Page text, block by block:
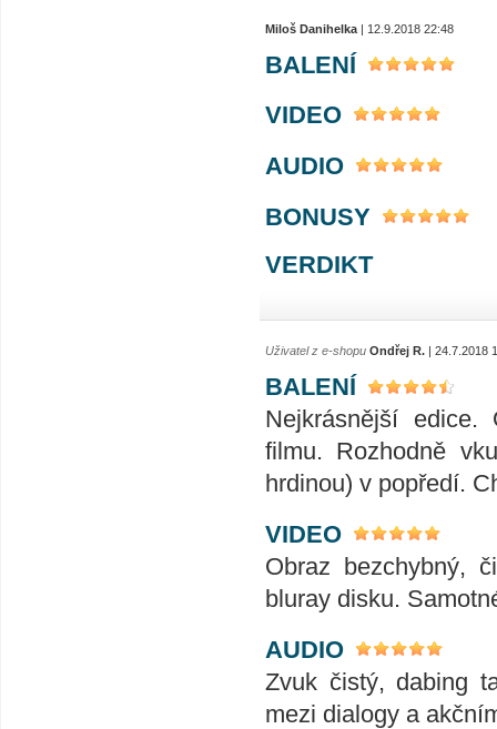
Miloš Danihelka | 12.9.2018 22:48
BALENÍ
VIDEO
AUDIO
BONUSY
VERDIKT
Uživatel z e-shopu Ondřej R. | 24.7.2018
BALENÍ
Nejkrásnější edice.
filmu. Rozhodně
hrdinou) v popředí.
VIDEO
Obraz bezchybný,
bluray disku.
AUDIO
Zvuk čistý, dabing
mezi dialogy a